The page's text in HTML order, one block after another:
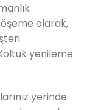
olarak,
yenileme
yerinde